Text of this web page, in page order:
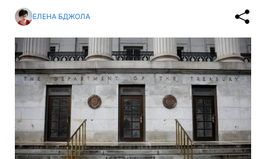
ЕЛЕНА БДЖОЛА